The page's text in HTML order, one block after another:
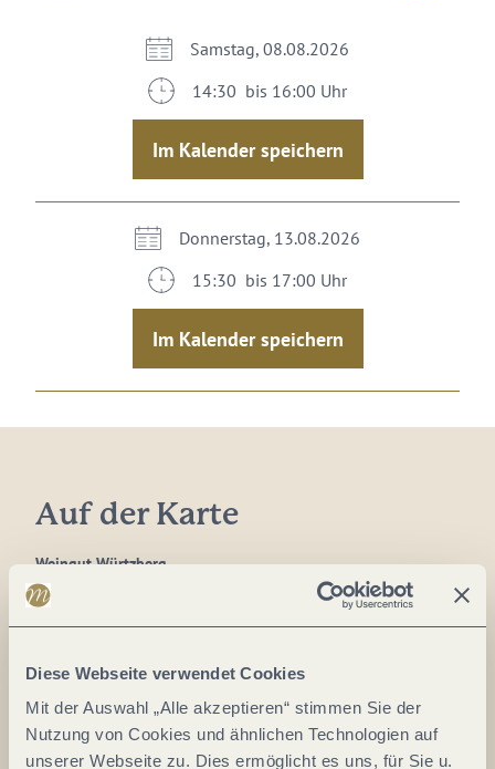
Diese Webseite verwendet Cookies
Mit der Auswahl „Alle akzeptieren“ stimmen Sie der
Nutzung von Cookies und ähnlichen Technologien auf
unserer Webseite zu. Dies ermöglicht es uns, für Sie u.
Samstag, 08.08.2026
14:30 bis 16:00 Uhr
Im Kalender speichern
Donnerstag, 13.08.2026
15:30 bis 17:00 Uhr
Im Kalender speichern
Auf der Karte
Weingut Würtzberg
Würtzberg 1
54455 Serrig
Tel.:+49 6581 9200992
E-Mail:office@weingut-wuertzberg.de